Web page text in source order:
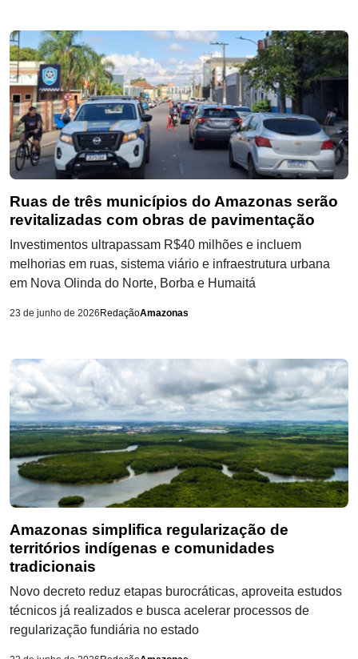
Ruas de três municípios do Amazonas serão
revitalizadas com obras de pavimentação
Investimentos ultrapassam R$40 milhões e incluem
melhorias em ruas, sistema viário e infraestrutura urbana
em Nova Olinda do Norte, Borba e Humaitá
23 de junho de 2026 RedaçãoAmazonas
Amazonas simplifica regularização de
territórios indígenas e comunidades
tradicionais
Novo decreto reduz etapas burocráticas, aproveita estudos
técnicos já realizados e busca acelerar processos de
regularização fundiária no estado